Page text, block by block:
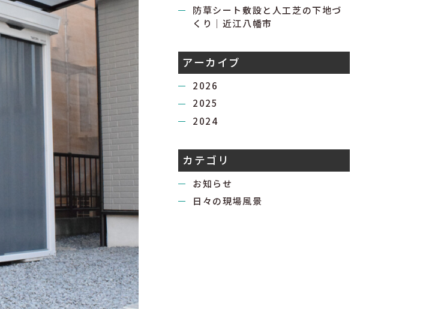
防草シート敷設と人工芝の下地づ
くり｜近江八幡市
アーカイブ
2026
2025
2024
カテゴリ
お知らせ
日々の現場風景